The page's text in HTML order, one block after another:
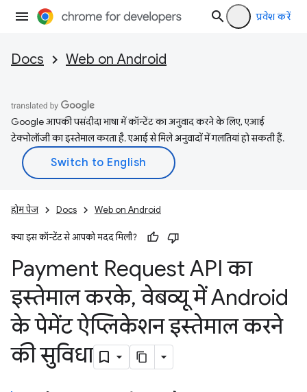
प्रवेश करें
Docs Web on Android
Google आपकी पसंदीदा भाषा में कॉन्टेंट का अनुवाद करने के लिए, एआई
टेक्नोलॉजी का इस्तेमाल करता है. एआई से मिले अनुवादों में गलतियां हो सकती हैं.
होम पेज Docs Web on Android
क्या इस कॉन्टेंट से आपको मदद मिली?
Payment Request API का
इस्तेमाल करके, वेबव्यू में Android
के पेमेंट ऐप्लिकेशन इस्तेमाल करने
की सुविधा